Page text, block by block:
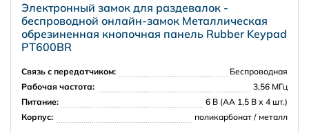
Электронный замок для раздевалок -
беспроводной онлайн-замок Металлическая
обрезиненная кнопочная панель Rubber Keypad
PT600BR
Связь с передатчиком:
Беспроводная
Рабочая частота:
3,56 МГц
Питание:
6 В (АА 1,5 В х 4 шт.)
Корпус:
поликарбонат / металл